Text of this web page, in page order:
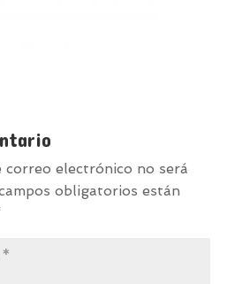
correo electrónico no será
obligatorios están